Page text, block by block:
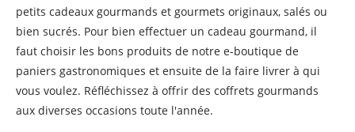
petits cadeaux gourmands et gourmets originaux, salés ou
bien sucrés. Pour bien effectuer un cadeau gourmand, il
faut choisir les bons produits de notre e-boutique de
paniers gastronomiques et ensuite de la faire livrer à qui
vous voulez. Réfléchissez à offrir des coffrets gourmands
aux diverses occasions toute l'année.